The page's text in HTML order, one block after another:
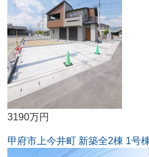
3190万円
甲府市上今井町 新築全2棟 1号